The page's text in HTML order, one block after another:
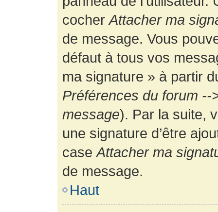
cocherAttacher ma
de message. Vous
défaut à tous vos
ma signature » à partir
Préférences du forum
message). Par la suite,
une signature d’être
caseAttacher ma
de message.
Haut